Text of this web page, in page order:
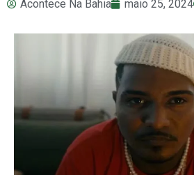
Acontece Na Bahia maio 25, 2024